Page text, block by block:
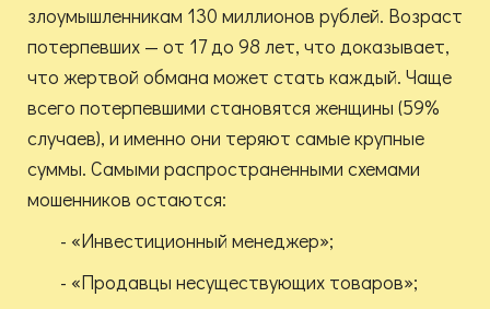
злоумышленникам 130 миллионов рублей. Возраст
потерпевших — от 17 до 98 лет, что доказывает,
что жертвой обмана может стать каждый. Чаще
всего потерпевшими становятся женщины (59%
случаев), и именно они теряют самые крупные
суммы. Самыми распространенными схемами
мошенников остаются:
- «Инвестиционный менеджер»;
- «Продавцы несуществующих товаров»;